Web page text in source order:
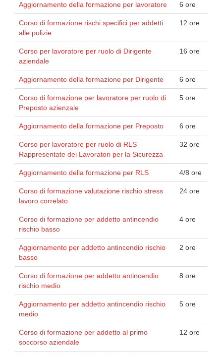
Aggiornamento della formazione per lavoratore 6 ore
Corso di formazione rischi specifici per addetti
alle pulizie
12 ore
Corso per lavoratore per ruolo di Dirigente
aziendale
16 ore
Aggiornamento della formazione per Dirigente 6 ore
Corso di formazione per lavoratore per ruolo di
Preposto azienzale
5 ore
Aggiornamento della formazione per Preposto 6 ore
Corso per lavoratore per ruolo di RLS
Rappresentate dei Lavoratori per la Sicurezza
32 ore
Aggiornamento della formazione per RLS 4/8 ore
Corso di formazione valutazione rischio stress
lavoro correlato
24 ore
Corso di formazione per addetto antincendio
rischio basso
4 ore
Aggiornamento per addetto antincendio rischio
basso
2 ore
Corso di formazione per addetto antincendio
rischio medio
8 ore
Aggiornamento per addetto antincendio rischio
medio
5 ore
Corso di formazione per addetto al primo
soccorso aziendale
12 ore